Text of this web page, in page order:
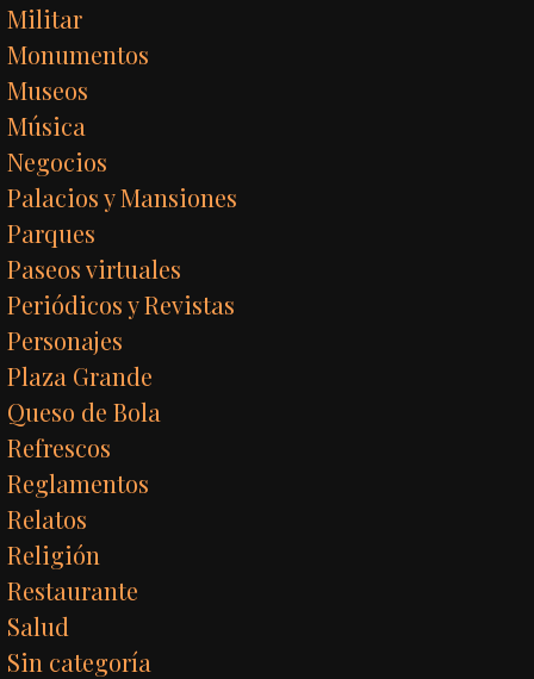
Militar
Monumentos
Museos
Música
Negocios
Palacios y Mansiones
Parques
Paseos virtuales
Periódicos y Revistas
Personajes
Plaza Grande
Queso de Bola
Refrescos
Reglamentos
Relatos
Religión
Restaurante
Salud
Sin categoría